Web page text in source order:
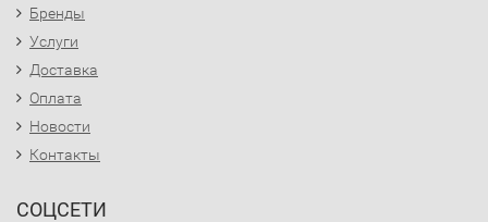
Бренды
Услуги
Доставка
Оплата
Новости
Контакты
СОЦСЕТИ